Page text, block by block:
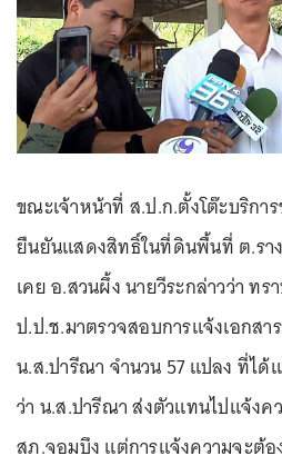
ขณะเจ้าหน้าที่ ส.ป.ก.ตั้งโต๊ะบริกา
ยืนยันแสดงสิทธิ์ในที่ดินพื้นที่ ต.รา
เคย อ.สวนผึ้ง นายวีระกล่าวว่า ทร
ป.ป.ช.มาตรวจสอบการแจ้งเอกสา
น.ส.ปารีณา จำนวน 57 แปลง ที่ได้
ว่า น.ส.ปารีณา ส่งตัวแทนไปแจ้ง
สภ.จอมบึง แต่การแจ้งความจะต้อ